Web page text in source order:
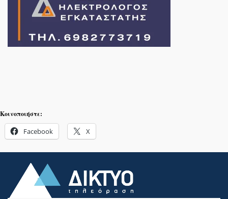
Κοινοποιήστε:
Facebook X